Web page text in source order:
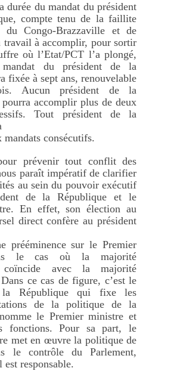
durée du mandat du président
compte tenu de la faillite
du Congo-Brazzaville et de
travail à accomplir, pour sortir
où l’Etat/PCT l’a plongé,
du président de la
fixée à sept ans, renouvelable
Aucun président de la
accomplir plus de deux
Tout président de la
mandats consécutifs.
prévenir tout conflit des
paraît impératif de clarifier
au sein du pouvoir exécutif
de la République et le
En effet, son élection au
direct confère au président
prééminence sur le Premier
le cas où la majorité
coïncide avec la majorité
ce cas de figure, c’est le
la République qui fixe les
de la politique de la
le Premier ministre et
fonctions. Pour sa part, le
met en œuvre la politique de
le contrôle du Parlement,
responsable.